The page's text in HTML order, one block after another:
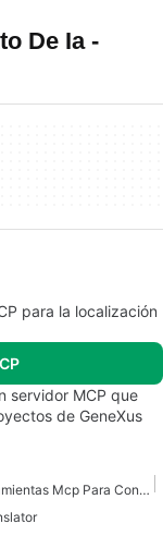
De Ia -
para la localización
servidor MCP que
de GeneXus
Mejores Herramientas Mcp Para Conectarse A Datos